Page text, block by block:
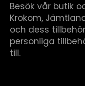
Besök vår butik
Krokom,
och dess
personliga
till.